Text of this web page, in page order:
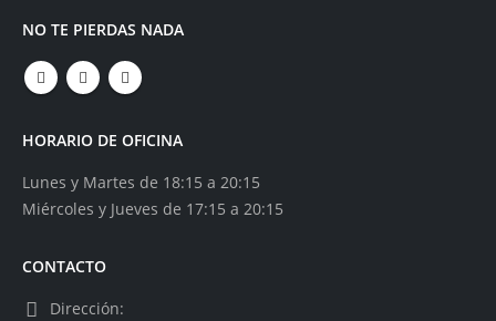
NO TE PIERDAS NADA
HORARIO DE OFICINA
Lunes y Martes de 18:15 a 20:15
Miércoles y Jueves de 17:15 a 20:15
CONTACTO
Dirección: